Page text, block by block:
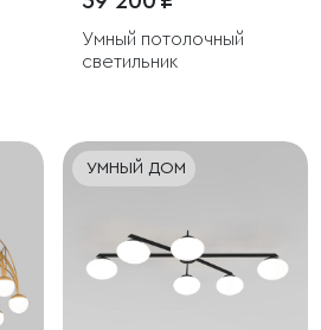
Умный потолочный
светильник
УМНЫЙ ДОМ